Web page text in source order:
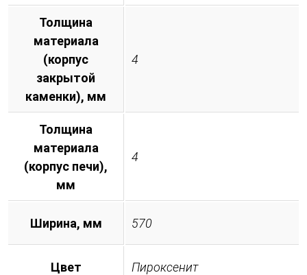
Толщина
материала
(корпус
закрытой
каменки), мм
4
Толщина
материала
(корпус печи),
мм
4
Ширина, мм 570
Цвет Пироксенит